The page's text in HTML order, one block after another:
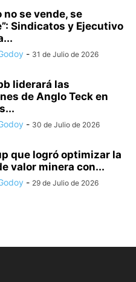
no se vende, se
Sindicatos y Ejecutivo
- 31 de Julio de 2026
liderará las
de Anglo Teck en
- 30 de Julio de 2026
que logró optimizar la
valor minera con...
- 29 de Julio de 2026